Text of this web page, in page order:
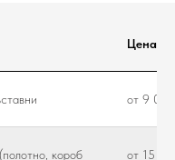
Цена
от 9
короб
от 15